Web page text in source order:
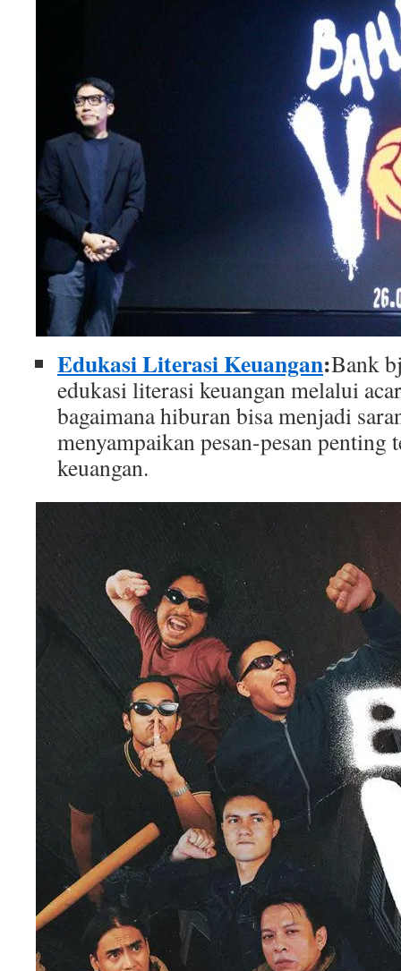
Edukasi Literasi Keuangan:Bank
edukasi literasi keuangan melalui
bagaimana hiburan bisa menjadi
menyampaikan pesan-pesan penting
keuangan.